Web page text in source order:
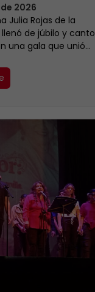
2026
Julia Rojas de la
de júbilo y canto
una gala que unió…